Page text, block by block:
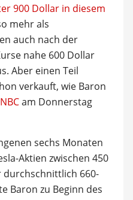
900 Dollar in diesem
mehr als
auch nach der
nahe 600 Dollar
Aber einen Teil
verkauft, wie Baron
am Donnerstag
sechs Monaten
Aktien zwischen 450
660-
Baron zu Beginn des